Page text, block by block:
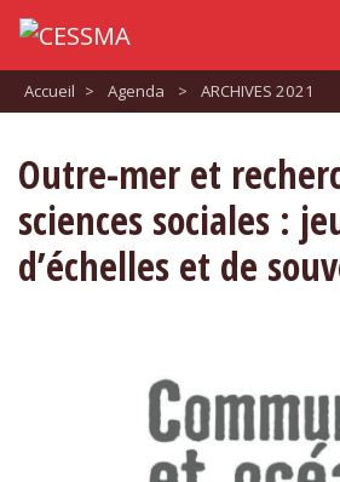
Accueil > Agenda > ARCHIVES 2021
Outre-mer et
sciences sociales :
d’échelles et de